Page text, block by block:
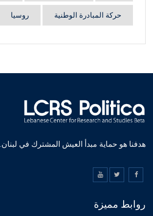
حركة المبادرة الوطنية روسيا
هدفنا هو حماية مبدأ العيش المشترك في لبنان.
روابط مميزة